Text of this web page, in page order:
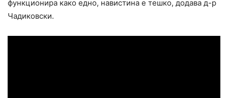
функционира како едно, навистина е тешко, додава д-р
Чадиковски.